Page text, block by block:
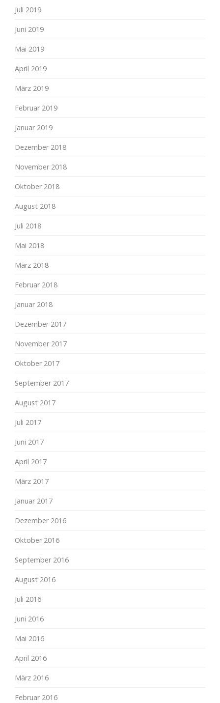
Juli 2019
Juni 2019
Mai 2019
April 2019
März 2019
Februar 2019
Januar 2019
Dezember 2018
November 2018
Oktober 2018
August 2018
Juli 2018
Mai 2018
März 2018
Februar 2018
Januar 2018
Dezember 2017
November 2017
Oktober 2017
September 2017
August 2017
Juli 2017
Juni 2017
April 2017
März 2017
Januar 2017
Dezember 2016
Oktober 2016
September 2016
August 2016
Juli 2016
Juni 2016
Mai 2016
April 2016
März 2016
Februar 2016